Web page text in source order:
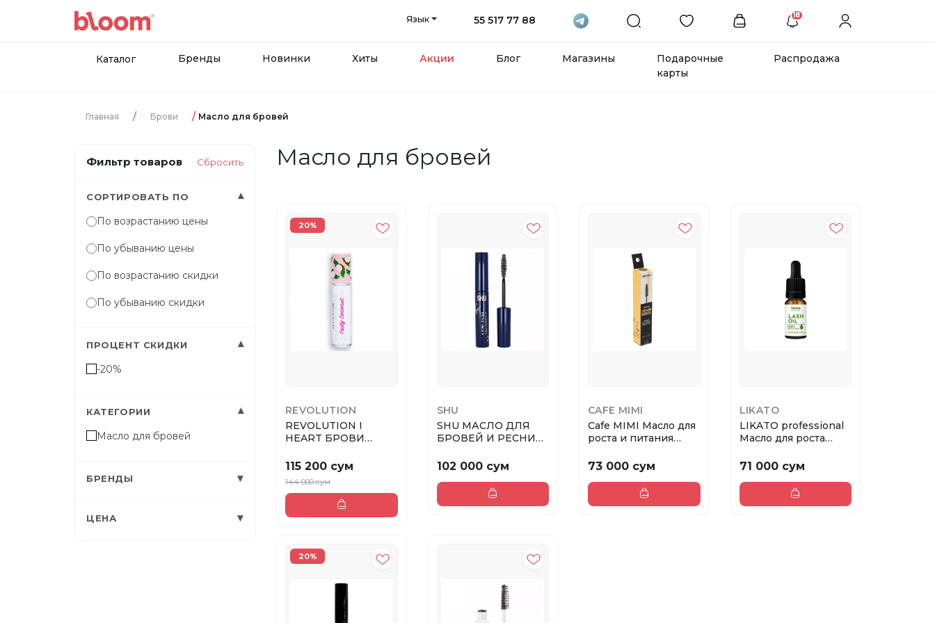
Язык 55 517 77 88 18
Каталог Бренды Новинки Хиты Акции Блог Магазины
Подарочные
карты
Распродажа
Главная Брови Масло для бровей
Фильтр товаров Сбросить
СОРТИРОВАТЬ ПО ▾
По возрастанию цены
По убыванию цены
По возрастанию скидки
По убыванию скидки
ПРОЦЕНТ СКИДКИ ▾
-20%
КАТЕГОРИИ ▾
Масло для бровей
БРЕНДЫ ▾
ЦЕНА ▾
Масло для бровей
20%
REVOLUTION
REVOLUTION I
HEART БРОВИ
COCONUT Brow ...
115 200 сум
144 000 сум
SHU
SHU МАСЛО ДЛЯ
БРОВЕЙ И РЕСНИЦ
102 000 сум
CAFE MIMI
Cafe MIMI Масло для
роста и питания
73 000 сум
LIKATO
LIKATO professional
Масло для роста
71 000 сум
20%